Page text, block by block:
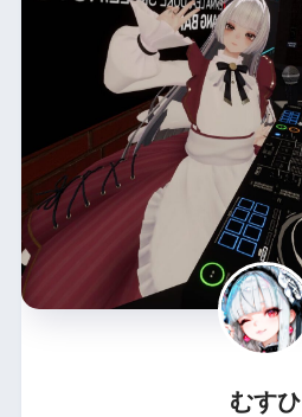
むすひ